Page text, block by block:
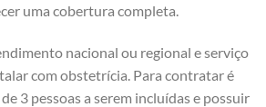
uma cobertura completa.
nacional ou regional e serviço
com obstetrícia. Para contratar é
3 pessoas a serem incluídas e possuir